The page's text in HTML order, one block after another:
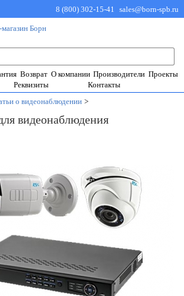
8 (800) 302-15-41 sales@born-spb.ru
Возврат О компании Производители Проекты
Реквизиты
Контакты
о видеонаблюдении >
видеонаблюдения